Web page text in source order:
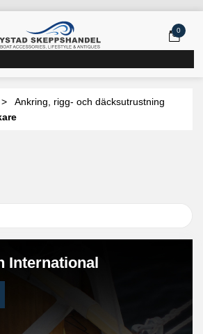
0
International
Ankring, rigg- och däcksutrustning